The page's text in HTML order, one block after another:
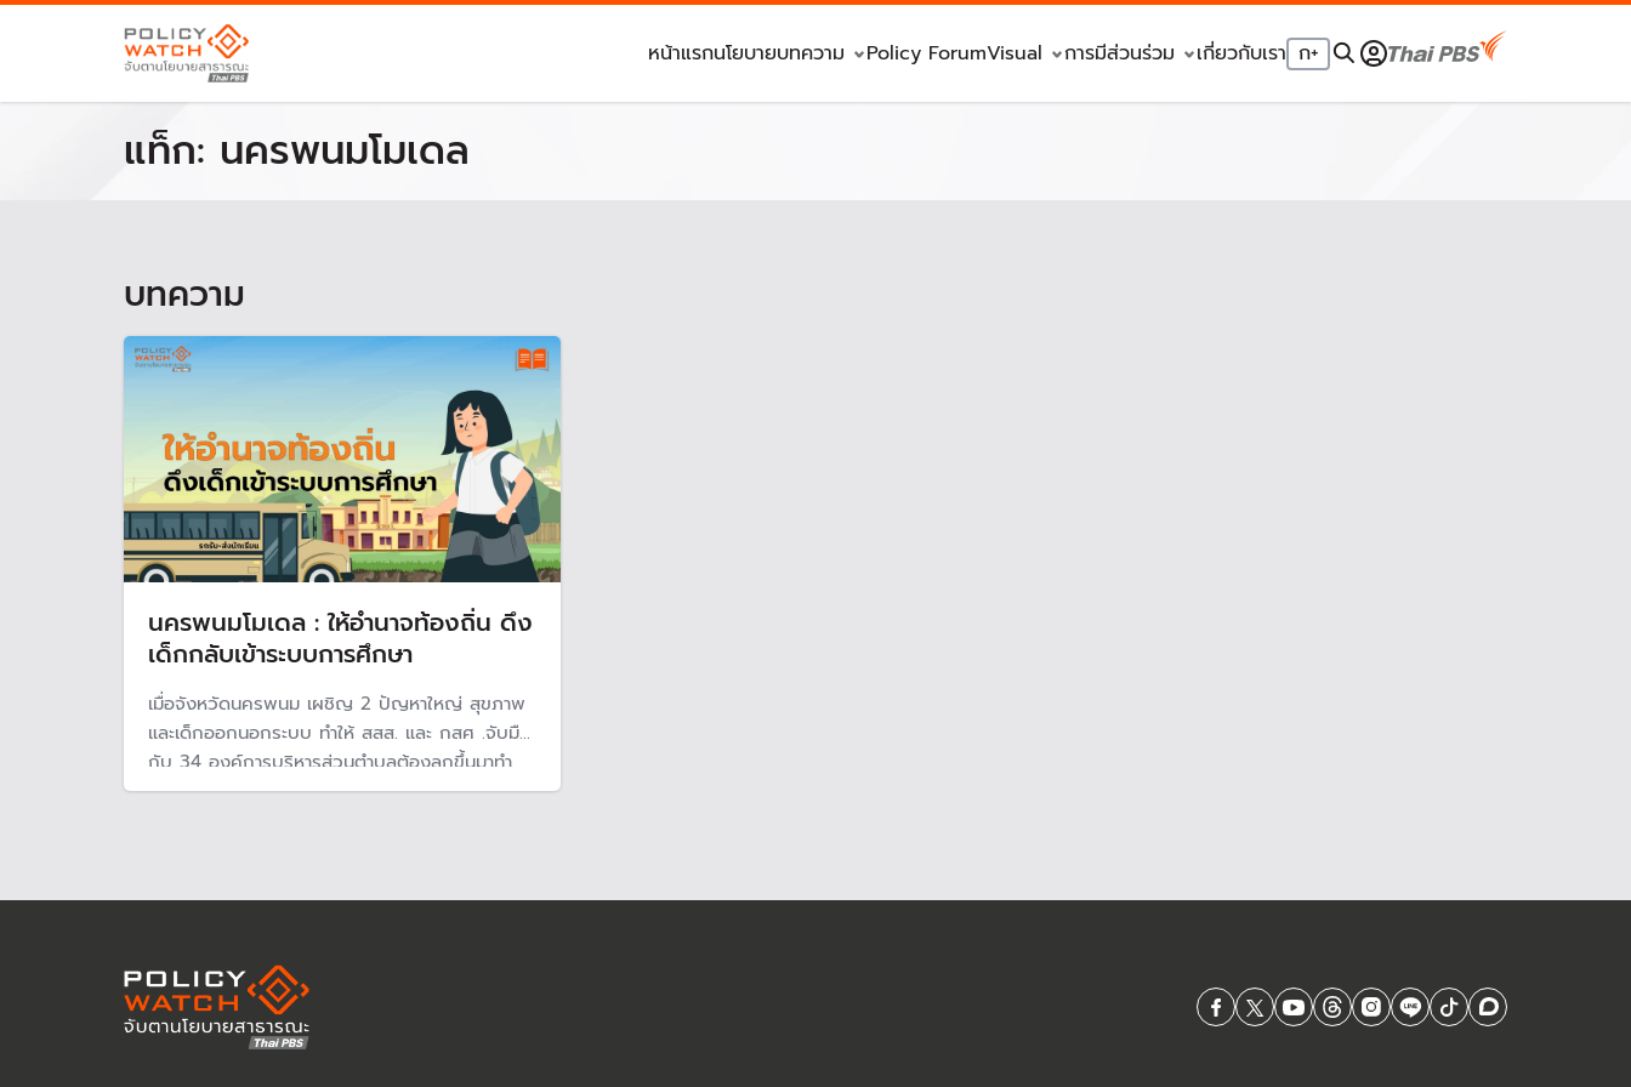
หน้าแรกนโยบายบทความ Policy ForumVisual การมีส่วนร่วม เกี่ยวกับเรา ก+
แท็ก: นครพนมโมเดล
บทความ
นครพนมโมเดล : ให้อำนาจท้องถิ่น ดึง
เด็กกลับเข้าระบบการศึกษา
เมื่อจังหวัดนครพนม เผชิญ 2 ปัญหาใหญ่ สุขภาพ
และเด็กออกนอกระบบ ทำให้ สสส. และ กสศ .จับมือ
กับ 34 องค์การบริหารส่วนตำบลต้องลุกขึ้นมาทำ
บันทึกข้อตกลงในการจัดการเรียนรู้และการศึกษา